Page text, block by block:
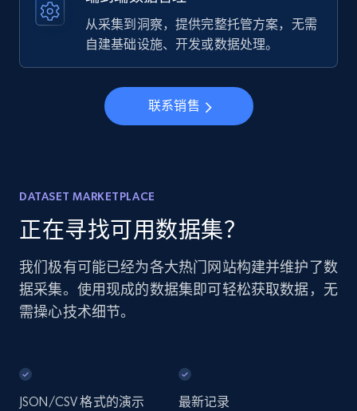
从采集到洞察，提供完整托管方案，无需
自建基础设施、开发或数据处理。
联系销售
DATASET MARKETPLACE
正在寻找可用数据集？
我们极有可能已经为各大热门网站构建并维护了数
据采集。使用现成的数据集即可轻松获取数据，无
需操心技术细节。
JSON/CSV 格式的演示
最新记录